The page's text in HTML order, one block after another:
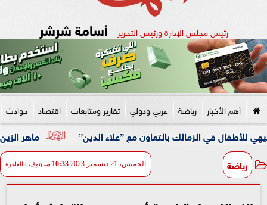
رئيس مجلس الإدارة ورئيس التحرير أسامة شرشر
أهم الأخبار رياضة عربي ودولي تقارير ومتابعات اقتصاد حوادث
ماهر الزين: 25 حافلة تُعيد 1250 سودانيًا ضمن الفوج الـ41.. والالتزام بوثائق السفر عزز انسيابية العودة الطوعية الزمالك بالتعاون مع ”علاء الدين”
رياضة الخميس، 21 ديسمبر 2023 10:33 مـ بتوقيت القاهرة